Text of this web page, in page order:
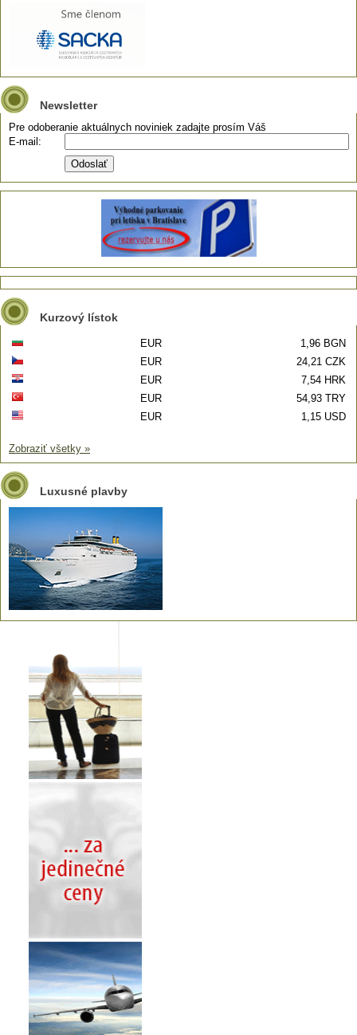
Newsletter
Pre odoberanie aktuálnych noviniek zadajte prosím Váš
E-mail:
Kurzový lístok
EUR
1,96 BGN
EUR
24,21 CZK
EUR
7,54 HRK
EUR
54,93 TRY
EUR
1,15 USD
Zobraziť všetky »
Luxusné plavby